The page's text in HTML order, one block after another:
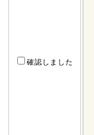
確認しました